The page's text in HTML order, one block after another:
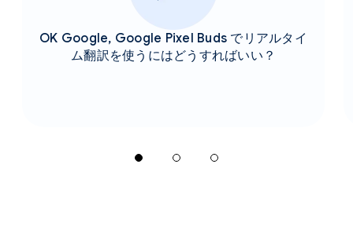
OK Google, Google Pixel Buds でリアルタイ
ム翻訳を使うにはどうすればいい？